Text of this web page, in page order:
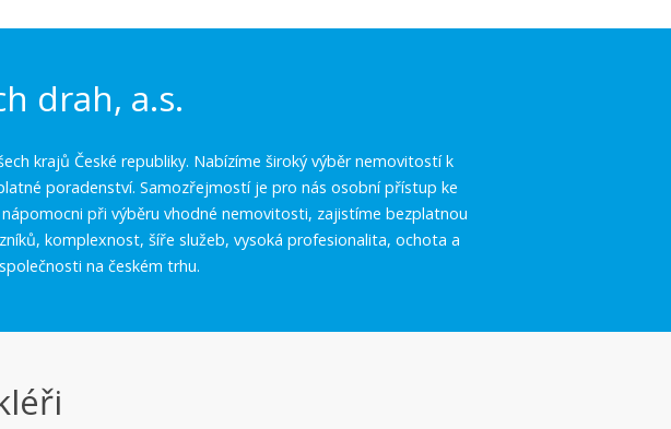
drah, a.s.
krajů České republiky. Nabízíme široký výběr nemovitostí k
poradenství. Samozřejmostí je pro nás osobní přístup ke
při výběru vhodné nemovitosti, zajistíme bezplatnou
komplexnost, šíře služeb, vysoká profesionalita, ochota a
na českém trhu.